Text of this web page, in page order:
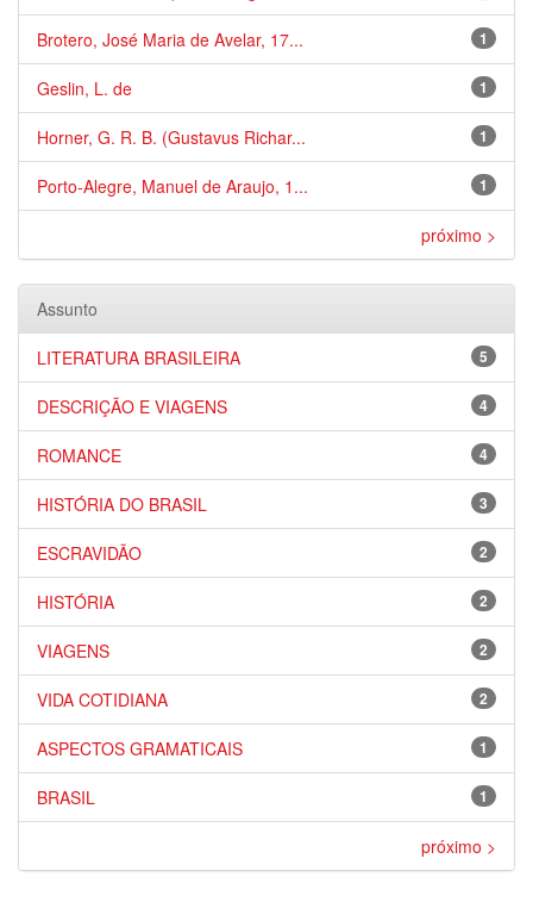
1
Brotero, José Maria de Avelar, 17...
1
Geslin, L. de
1
Horner, G. R. B. (Gustavus Richar...
1
Porto-Alegre, Manuel de Araujo, 1...
próximo >
Assunto
5
LITERATURA BRASILEIRA
4
DESCRIÇÃO E VIAGENS
4
ROMANCE
3
HISTÓRIA DO BRASIL
2
ESCRAVIDÃO
2
HISTÓRIA
2
VIAGENS
2
VIDA COTIDIANA
1
ASPECTOS GRAMATICAIS
1
BRASIL
próximo >